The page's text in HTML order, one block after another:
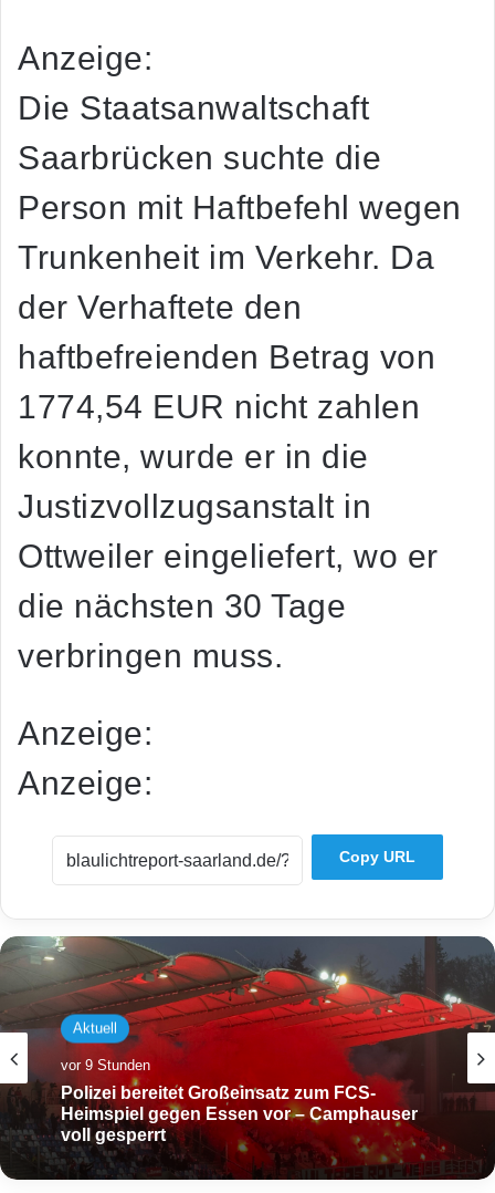
Anzeige:
Die Staatsanwaltschaft
Saarbrücken suchte die
Person mit Haftbefehl wegen
Trunkenheit im Verkehr. Da
der Verhaftete den
haftbefreienden Betrag von
1774,54 EUR nicht zahlen
konnte, wurde er in die
Justizvollzugsanstalt in
Ottweiler eingeliefert, wo er
die nächsten 30 Tage
verbringen muss.
Anzeige:
Anzeige:
Copy URL
Aktuell
vor 9 Stunden
Polizei bereitet Großeinsatz zum FCS-
Heimspiel gegen Essen vor – Camphauser
voll gesperrt